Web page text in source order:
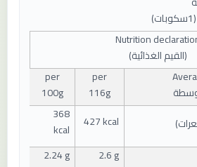
Nutrition
(القيم الغذائية)
per
116g
per
100g
)
427 kcal
368
kcal
2.6 g
2.24 g